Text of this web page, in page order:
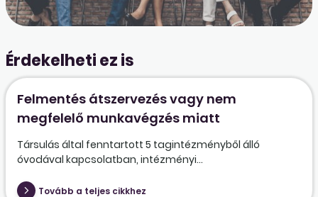
Érdekelheti ez is
Felmentés átszervezés vagy nem
megfelelő munkavégzés miatt
Társulás által fenntartott 5 tagintézményből álló
óvodával kapcsolatban, intézményi...
Tovább a teljes cikkhez